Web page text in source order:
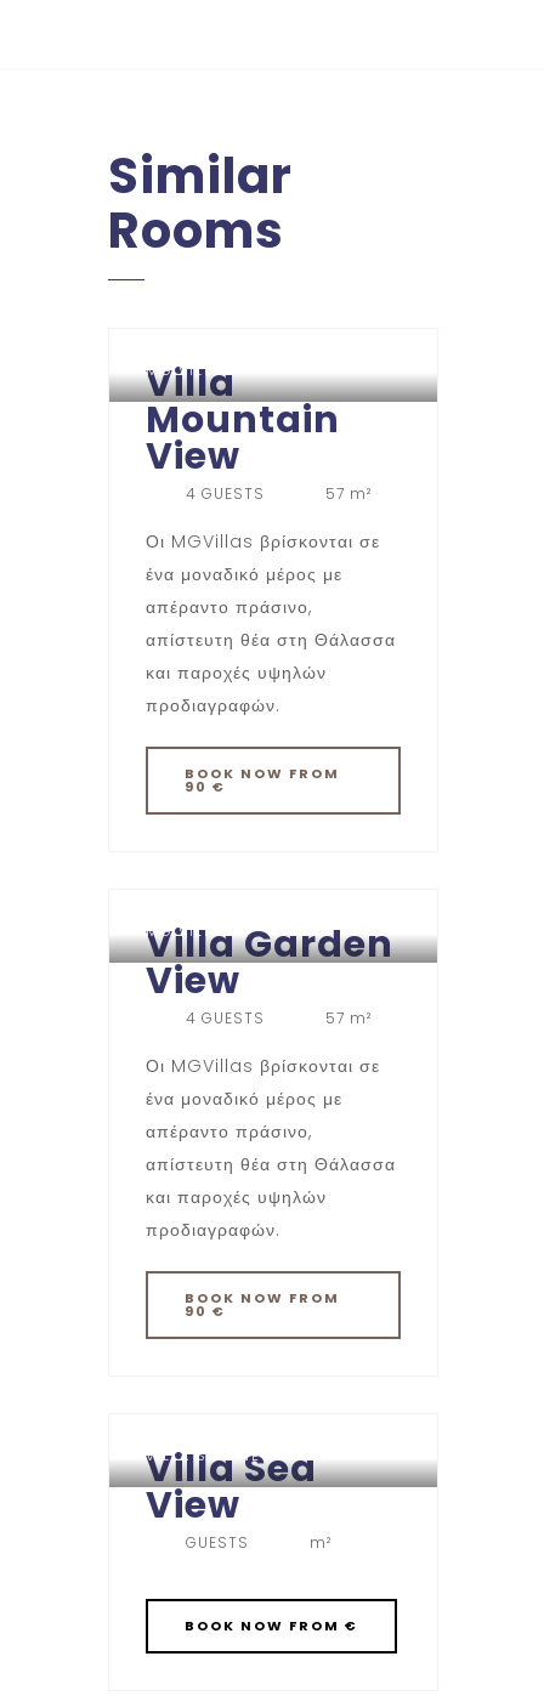
Similar
Rooms
MG VILLAS
Villa
Mountain
View
4 GUESTS 57 m²
Οι MGVillas βρίσκονται σε
ένα μοναδικό μέρος με
απέραντο πράσινο,
απίστευτη θέα στη Θάλασσα
και παροχές υψηλών
προδιαγραφών.
BOOK NOW FROM
90 €
MG VILLAS
Villa Garden
View
4 GUESTS 57 m²
Οι MGVillas βρίσκονται σε
ένα μοναδικό μέρος με
απέραντο πράσινο,
απίστευτη θέα στη Θάλασσα
και παροχές υψηλών
προδιαγραφών.
BOOK NOW FROM
90 €
VILLA SEA VIEW
Villa Sea
View
GUESTS m²
BOOK NOW FROM €